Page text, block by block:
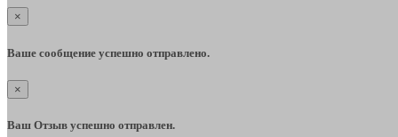
×
Ваше сообщение успешно отправлено.
×
Ваш Отзыв успешно отправлен.